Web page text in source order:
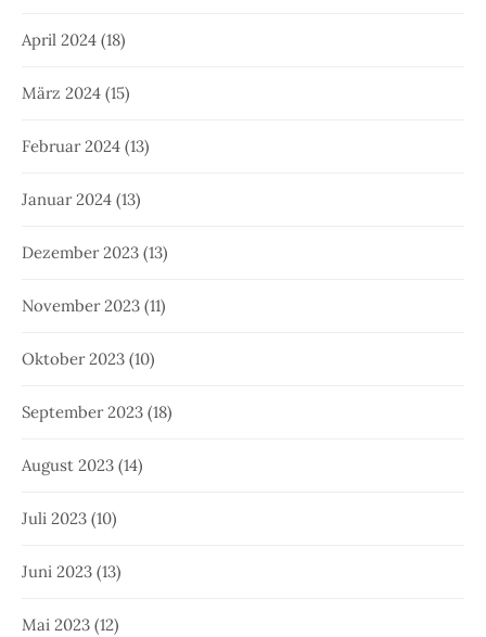
April 2024 (18)
März 2024 (15)
Februar 2024 (13)
Januar 2024 (13)
Dezember 2023 (13)
November 2023 (11)
Oktober 2023 (10)
September 2023 (18)
August 2023 (14)
Juli 2023 (10)
Juni 2023 (13)
Mai 2023 (12)